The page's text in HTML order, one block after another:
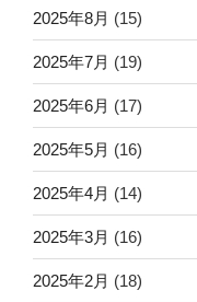
2025年8月 (15)
2025年7月 (19)
2025年6月 (17)
2025年5月 (16)
2025年4月 (14)
2025年3月 (16)
2025年2月 (18)